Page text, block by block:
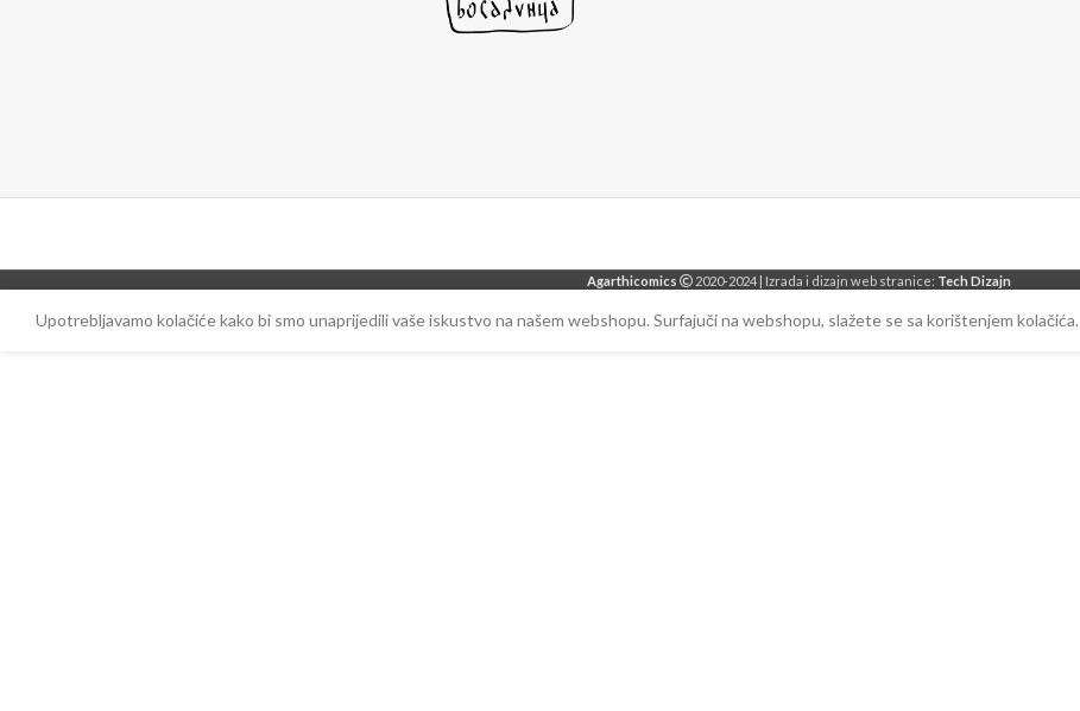
Agarthicomics 2020-2024 | Izrada i dizajn web stranice: Tech Dizajn
Upotrebljavamo kolačiće kako bi smo unaprijedili vaše iskustvo na našem webshopu. Surfajuči na webshopu, slažete se sa korištenjem kolačića.